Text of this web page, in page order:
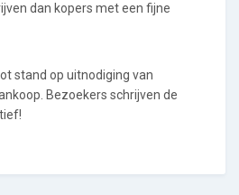
dan kopers met een fijne
stand op uitnodiging van
Bezoekers schrijven de